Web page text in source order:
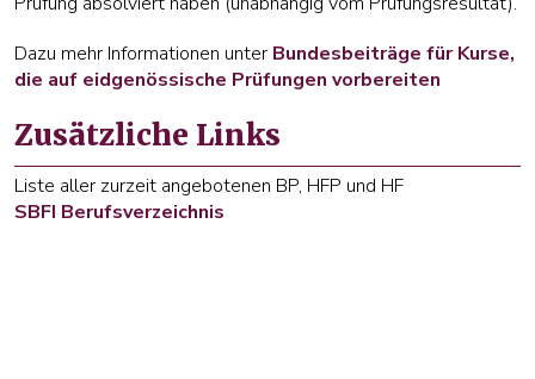
Dazu mehr Informationen unter Bundesbeiträge für Kurse,
die auf eidgenössische Prüfungen vorbereiten
Zusätzliche Links
Liste aller zurzeit angebotenen BP, HFP und HF
SBFI Berufsverzeichnis